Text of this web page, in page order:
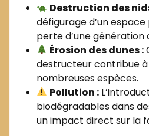
Destruction des
défigurage d’un
perte d’une génération
Érosion des dunes :
destructeur contribue
nombreuses espèces.
Pollution :
biodégradables dans
un impact direct sur la